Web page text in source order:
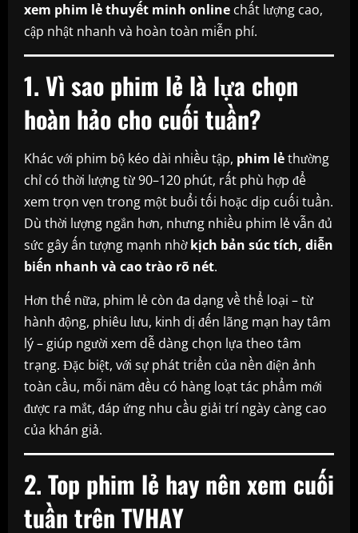
xem phim lẻ thuyết minh online chất lượng cao,
cập nhật nhanh và hoàn toàn miễn phí.
1. Vì sao phim lẻ là lựa chọn
hoàn hảo cho cuối tuần?
Khác với phim bộ kéo dài nhiều tập, phim lẻthường
chỉ có thời lượng từ 90–120 phút, rất phù hợp để
xem trọn vẹn trong một buổi tối hoặc dịp cuối tuần.
Dù thời lượng ngắn hơn, nhưng nhiều phim lẻ vẫn đủ
sức gây ấn tượng mạnh nhờkịch bản súc tích, diễn
biến nhanh và cao trào rõ nét.
Hơn thế nữa, phim lẻ còn đa dạng về thể loại – từ
hành động, phiêu lưu, kinh dị đến lãng mạn hay tâm
lý – giúp người xem dễ dàng chọn lựa theo tâm
trạng. Đặc biệt, với sự phát triển của nền điện ảnh
toàn cầu, mỗi năm đều có hàng loạt tác phẩm mới
được ra mắt, đáp ứng nhu cầu giải trí ngày càng cao
của khán giả.
2. Top phim lẻ hay nên xem cuối
tuần trên TVHAY